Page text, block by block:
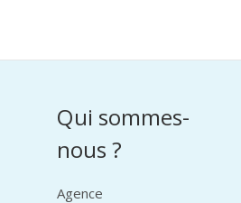
Qui sommes-
nous ?
Agence